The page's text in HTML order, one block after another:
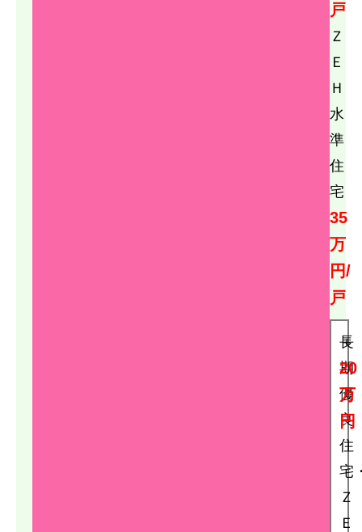
戸
Ｚ
Ｅ
Ｈ
水
準
住
宅
35
万
円/
戸
長
期
優
良
住
宅
Ｚ
Ｅ
＋
20
万
円